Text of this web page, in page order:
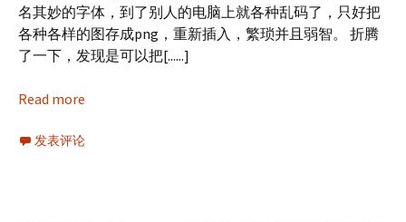
名其妙的字体，到了别人的电脑上就各种乱码了，只好把
各种各样的图存成png，重新插入，繁琐并且弱智。 折腾
了一下，发现是可以把[......]
Read more
发表评论